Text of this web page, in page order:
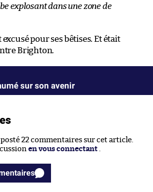
explosant dans une zone de
excusé pour ses bêtises. Et était
Brighton.
sur son avenir
22 commentaires sur cet article.
en vous connectant .
commentaires